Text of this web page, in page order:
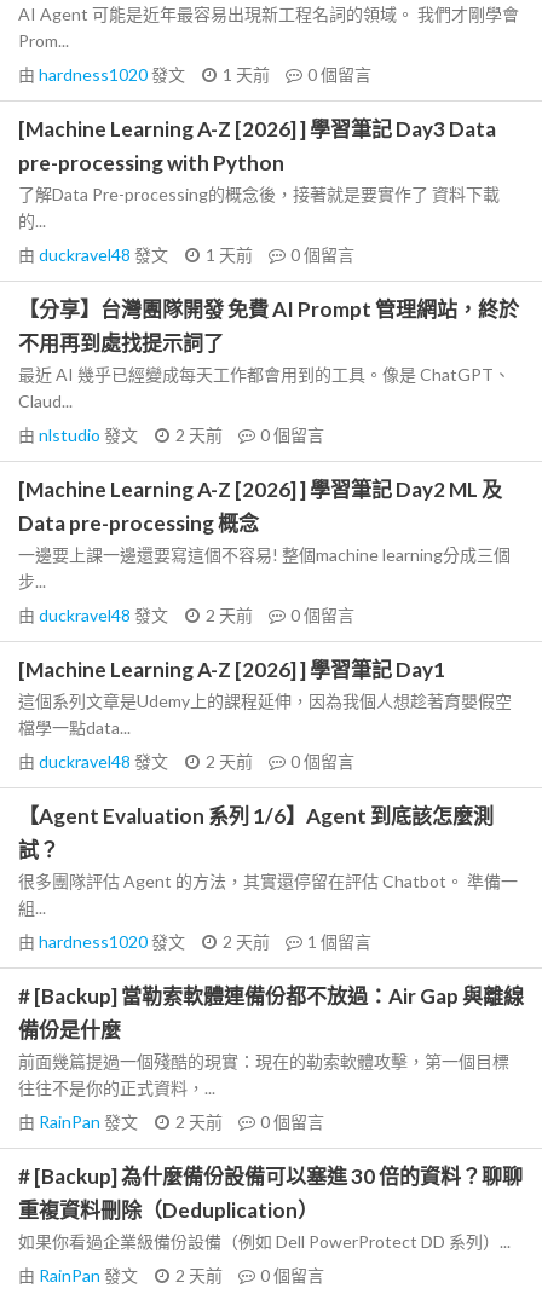
AI Agent 可能是近年最容易出現新工程名詞的領域。 我們才剛學會
Prom...
由 hardness1020發文 1 天前 0個留言
[Machine Learning A-Z [2026] ] 學習筆記 Day3 Data
pre-processing with Python
了解Data Pre-processing的概念後，接著就是要實作了 資料下載
的...
由 duckravel48 發文 1 天前 0個留言
【分享】台灣團隊開發 免費 AI Prompt 管理網站，終於
不用再到處找提示詞了
最近 AI 幾乎已經變成每天工作都會用到的工具。像是 ChatGPT、
Claud...
由 nlstudio 發文 2 天前 0個留言
[Machine Learning A-Z [2026] ] 學習筆記 Day2 ML 及
Data pre-processing 概念
一邊要上課一邊還要寫這個不容易! 整個machine learning分成三個
步...
由 duckravel48 發文 2 天前 0個留言
[Machine Learning A-Z [2026] ] 學習筆記 Day1
這個系列文章是Udemy上的課程延伸，因為我個人想趁著育嬰假空
檔學一點data...
由 duckravel48 發文 2 天前 0個留言
【Agent Evaluation 系列 1/6】Agent 到底該怎麼測
試？
很多團隊評估 Agent 的方法，其實還停留在評估 Chatbot。 準備一
組...
由 hardness1020發文 2 天前 1 個留言
# [Backup] 當勒索軟體連備份都不放過：Air Gap 與離線
備份是什麼
前面幾篇提過一個殘酷的現實：現在的勒索軟體攻擊，第一個目標
往往不是你的正式資料，...
由 RainPan 發文 2 天前 0個留言
# [Backup] 為什麼備份設備可以塞進 30 倍的資料？聊聊
重複資料刪除（Deduplication）
如果你看過企業級備份設備（例如 Dell PowerProtect DD 系列）...
由 RainPan 發文 2 天前 0個留言